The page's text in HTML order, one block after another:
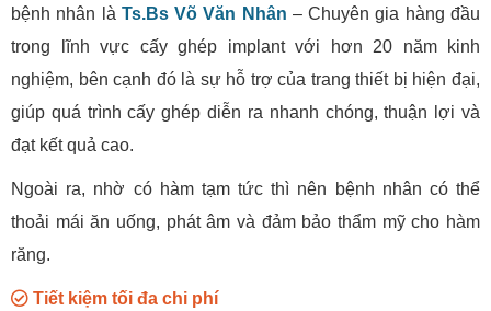
bệnh nhân là Ts.Bs Võ Văn Nhân – Chuyên gia hàng đầu
trong lĩnh vực cấy ghép implant với hơn 20 năm kinh
nghiệm, bên cạnh đó là sự hỗ trợ của trang thiết bị hiện đại,
giúp quá trình cấy ghép diễn ra nhanh chóng, thuận lợi và
đạt kết quả cao.
Ngoài ra, nhờ có hàm tạm tức thì nên bệnh nhân có thể
thoải mái ăn uống, phát âm và đảm bảo thẩm mỹ cho hàm
răng.
Tiết kiệm tối đa chi phí